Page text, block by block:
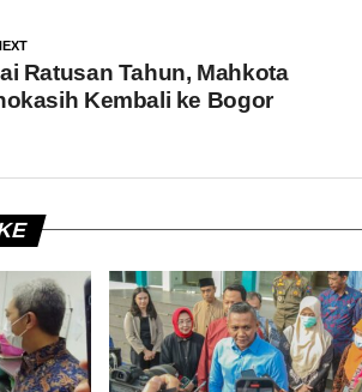
Ratusan Tahun, Mahkota
Kembali ke Bogor